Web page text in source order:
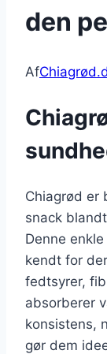
den
Af
Chiagrød er
snack
Denne
kendt for
fedtsyrer,
absorberer
konsistens,
gør dem